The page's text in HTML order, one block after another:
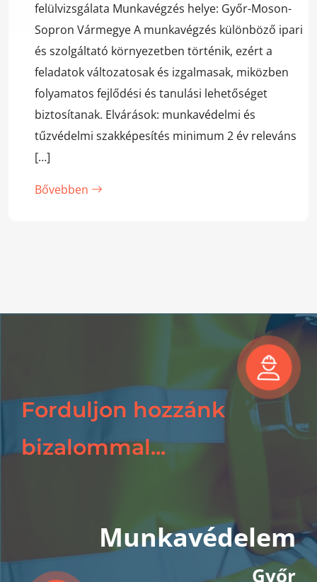
felülvizsgálata Munkavégzés helye: Győr-Moson-
Sopron Vármegye A munkavégzés különböző ipari
és szolgáltató környezetben történik, ezért a
feladatok változatosak és izgalmasak, miközben
folyamatos fejlődési és tanulási lehetőséget
biztosítanak. Elvárások: munkavédelmi és
tűzvédelmi szakképesítés minimum 2 év releváns
[…]
Bővebben
Forduljon hozzánk
bizalommal...
Munkavédelem
Győr